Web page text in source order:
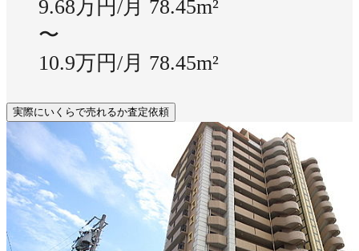
9.68万円/月 78.45m²
〜
10.9万円/月 78.45m²
実際にいくらで売れるか査定依頼